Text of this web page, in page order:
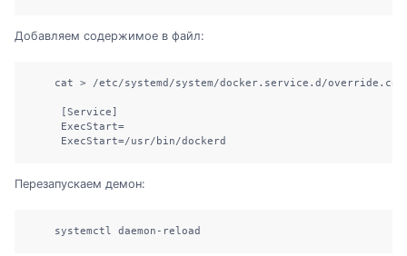
Добавляем содержимое в файл:
cat > /etc/systemd/system/docker.service.d/
     [Service]
     ExecStart=
     ExecStart=/usr/bin/dockerd
Перезапускаем демон:
    systemctl daemon-reload